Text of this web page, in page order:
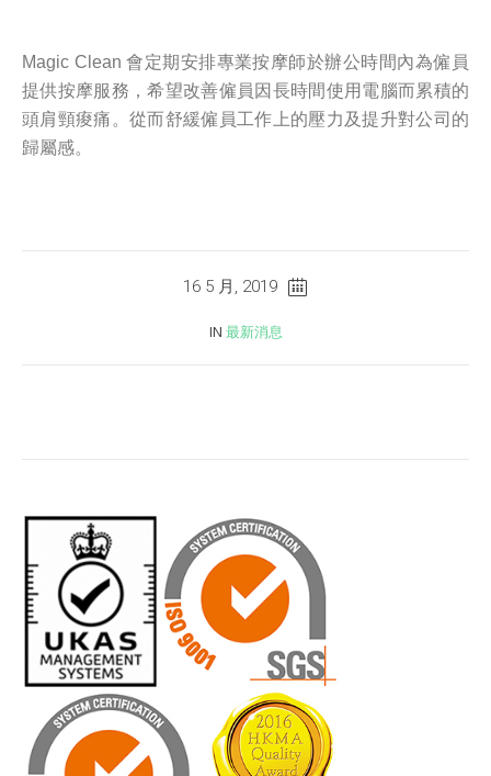
Magic Clean 會定期安排專業按摩師於辦公時間內為僱員
提供按摩服務，希望改善僱員因長時間使用電腦而累積的
頭肩頸痠痛。從而舒緩僱員工作上的壓力及提升對公司的
歸屬感。
16 5 月, 2019
IN 最新消息